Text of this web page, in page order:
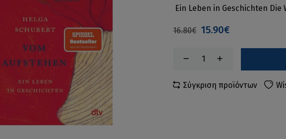
Ein Leben in Geschichten
16.80€ 15.90€
Σύγκριση προϊόντων